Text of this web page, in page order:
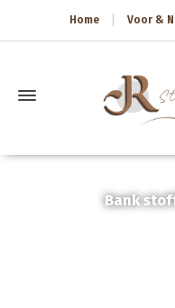
Home Voor &
Bank